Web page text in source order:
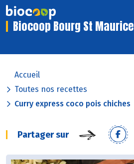
Biocoop Bourg St Maurice
Accueil
Toutes nos recettes
Curry express coco pois chiches
Partager sur